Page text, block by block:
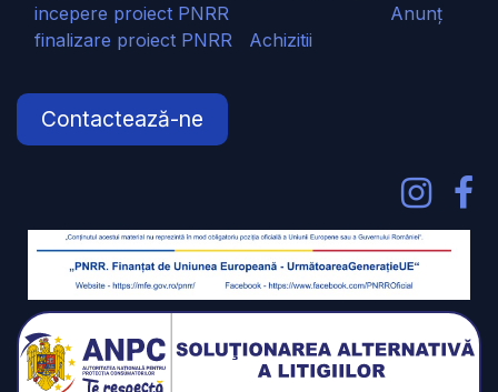
incepere proiect PNRR
Anunț
finalizare proiect PNRR Achizitii
Contactează-ne